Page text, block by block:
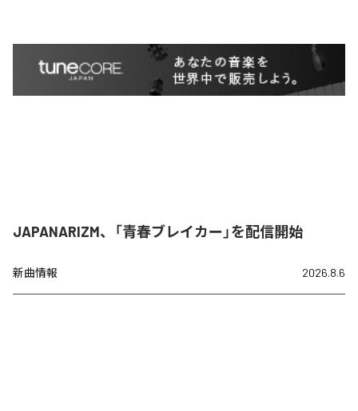
JAPANARIZM、「青春ブレイカー」を配信開始
新曲情報 2026.8.6